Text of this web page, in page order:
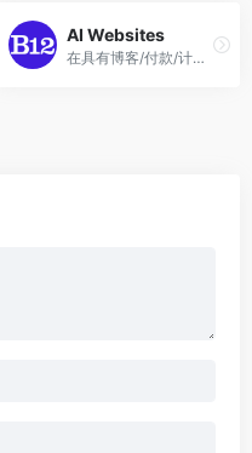
AI Websites
在具有博客/付款/计划页面的域上创建和发布网站来营销您的业务